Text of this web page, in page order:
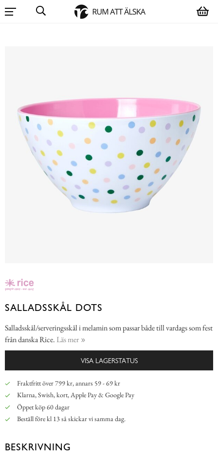
SALLADSSKÅL DOTS
Salladsskål/serveringsskål i melamin som passar både till vardags som fest
från danska Rice. Läs mer
VISA LAGERSTATUS
Fraktfritt över 799 kr, annars 59 - 69 kr
Klarna, Swish, kort, Apple Pay & Google Pay
Öppet köp 60 dagar
Beställ före kl 13 så skickar vi samma dag.
BESKRIVNING